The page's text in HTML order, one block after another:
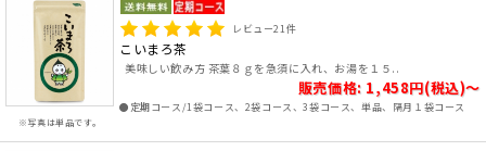
※写真は単品です。
レビュー21件
こいまろ茶
美味しい飲み方 茶葉８ｇを急須に入れ、お湯を１５..
販売価格: 1,458円(税込)～
●定期コース/1袋コース、2袋コース、3袋コース、単品、隔月１袋コース